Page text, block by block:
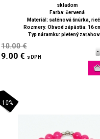
skladom
Farba: červená
Materiál: saténová šnúrka,
Rozmery: Obvod zápästia: 16
Typ náramku: pletený
10.00 €
9.00 € s DPH
-10%